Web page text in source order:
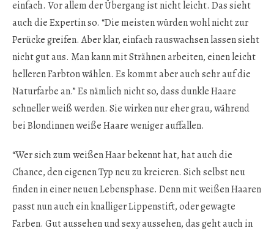
einfach. Vor allem der Übergang ist nicht leicht. Das sieht
auch die Expertin so. “Die meisten würden wohl nicht zur
Perücke greifen. Aber klar, einfach rauswachsen lassen sieht
nicht gut aus. Man kann mit Strähnen arbeiten, einen leicht
helleren Farbton wählen. Es kommt aber auch sehr auf die
Naturfarbe an.” Es nämlich nicht so, dass dunkle Haare
schneller weiß werden. Sie wirken nur eher grau, während
bei Blondinnen weiße Haare weniger auffallen.
“Wer sich zum weißen Haar bekennt hat, hat auch die
Chance, den eigenen Typ neu zu kreieren. Sich selbst neu
finden in einer neuen Lebensphase. Denn mit weißen Haaren
passt nun auch ein knalliger Lippenstift, oder gewagte
Farben. Gut aussehen und sexy aussehen, das geht auch in